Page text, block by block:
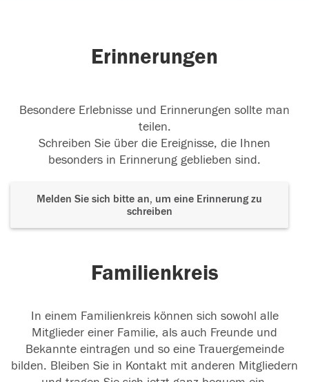
Erinnerungen
Besondere Erlebnisse und Erinnerungen sollte man
teilen.
Schreiben Sie über die Ereignisse, die Ihnen
besonders in Erinnerung geblieben sind.
Melden Sie sich bitte an, um eine Erinnerung zu
schreiben
Familienkreis
In einem Familienkreis können sich sowohl alle
Mitglieder einer Familie, als auch Freunde und
Bekannte eintragen und so eine Trauergemeinde
bilden. Bleiben Sie in Kontakt mit anderen Mitgliedern